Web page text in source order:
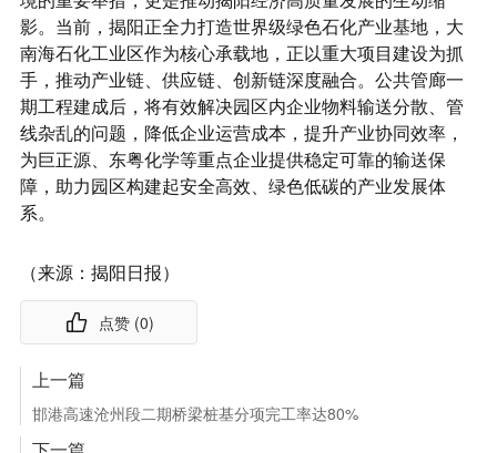
影。当前，揭阳正全力打造世界级绿色石化产业基地，大
南海石化工业区作为核心承载地，正以重大项目建设为抓
手，推动产业链、供应链、创新链深度融合。公共管廊一
期工程建成后，将有效解决园区内企业物料输送分散、管
线杂乱的问题，降低企业运营成本，提升产业协同效率，
为巨正源、东粤化学等重点企业提供稳定可靠的输送保
障，助力园区构建起安全高效、绿色低碳的产业发展体
系。
（来源：揭阳日报）
点赞 (0)
上一篇
邯港高速沧州段二期桥梁桩基分项完工率达80%